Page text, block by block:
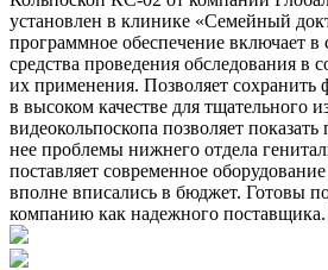
установлен в клинике «Семейный
программное обеспечение включает в
средства проведения обследования в
их применения. Позволяет сохранить
в высоком качестве для тщательного
видеокольпоскопа позволяет
нее проблемы нижнего отдела
поставляет современное
вполне вписались в бюджет. Готовы
компанию как надежного поставщика.